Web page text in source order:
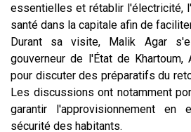
essentielles et rétablir l'électricité,
santé dans la capitale afin de
Durant sa visite, Malik Agar
gouverneur de l'État de Khartoum,
pour discuter des préparatifs du
Les discussions ont notamment
garantir l'approvisionnement
sécurité des habitants.